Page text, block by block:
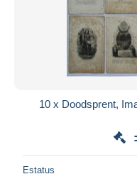
10 x Doodsprent,
Estatus